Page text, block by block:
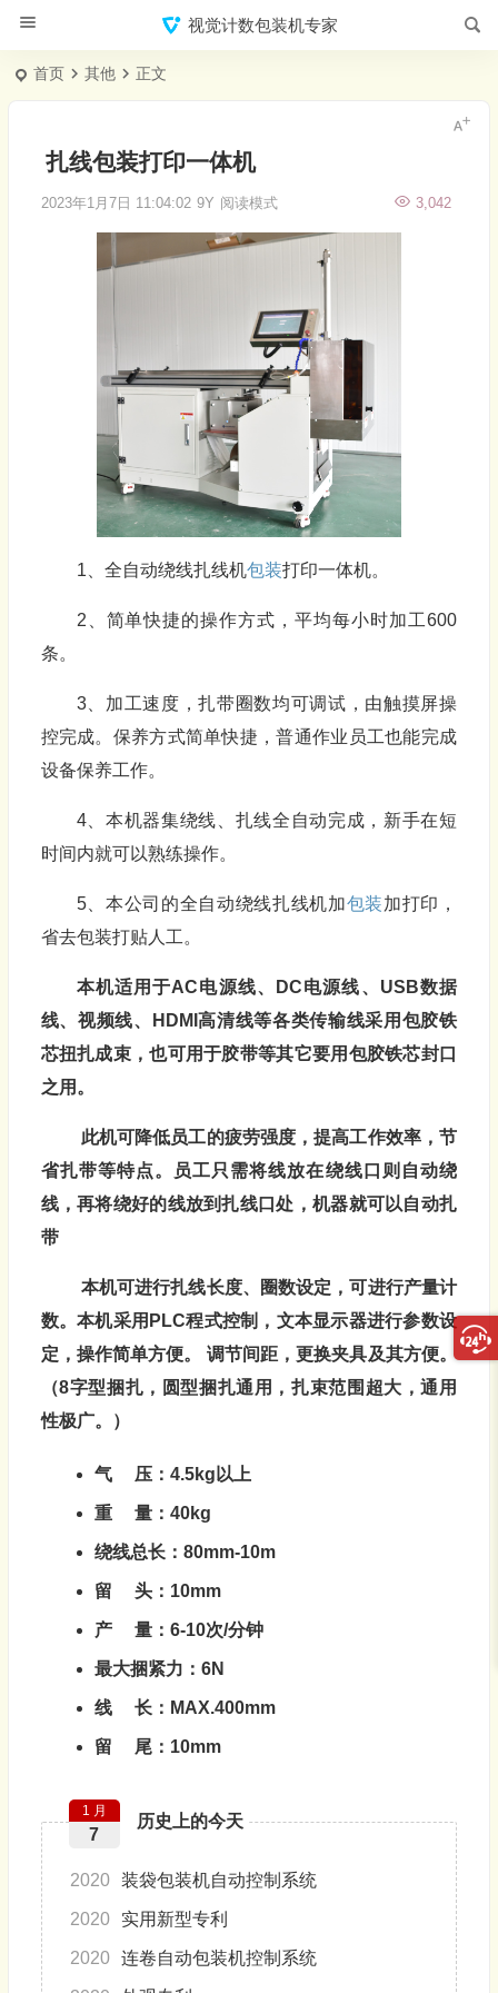
视觉计数包装机专家
首页 其他 正文
扎线包装打印一体机
2023年1月7日 11:04:02 9Y 3,042
阅读模式
1、全自动绕线扎线机包装打印一体机。
2、简单快捷的操作方式，平均每小时加工600
条。
3、加工速度，扎带圈数均可调试，由触摸屏操
控完成。保养方式简单快捷，普通作业员工也能完成
设备保养工作。
4、本机器集绕线、扎线全自动完成，新手在短
时间内就可以熟练操作。
5、本公司的全自动绕线扎线机加包装加打印，
省去包装打贴人工。
本机适用于AC电源线、 DC电源线、 USB数据
线、视频线、
HDMI 高清线等各类传输线采用包胶铁
芯扭扎成束，也可用于胶带等其它要用包胶铁芯封口
之用。
此机可降低员工的疲劳强度，提高工作效率，节
省扎带等特点。员工只需将线放在绕线口则自动绕
线，再将绕好的线放到扎线口处，机器就可以自动扎
带
本机可进行扎线长度、圈数设定，可进行产量计
数。本机采用 PLC程式控制，文本显示器进行参数设
定，操作简单方便。
调节间距，更换夹具及其方便。
（8字型捆扎，圆型捆扎通用，扎束范围超大，通用
性极广。）
气 压： 4.5kg 以上
重 量： 40kg
绕线总长： 80mm-10m
留 头：10mm
产 量：6-10次/分钟
最大捆紧力： 6N
线 长： MAX.400mm
留 尾：10mm
历史上的今天
1 月
7
2020 装袋包装机自动控制系统
2020 实用新型专利
2020 连卷自动包装机控制系统